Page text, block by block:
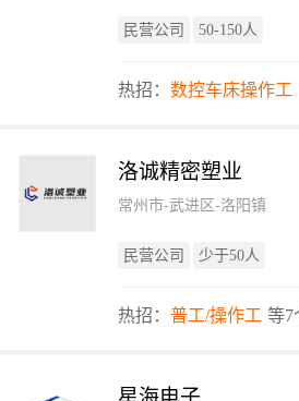
民营公司 50-150人
热招： 数控车床操作工
洛诚精密塑业
常州市-武进区-洛阳镇
民营公司 少于50人
热招： 普工/操作工 等7